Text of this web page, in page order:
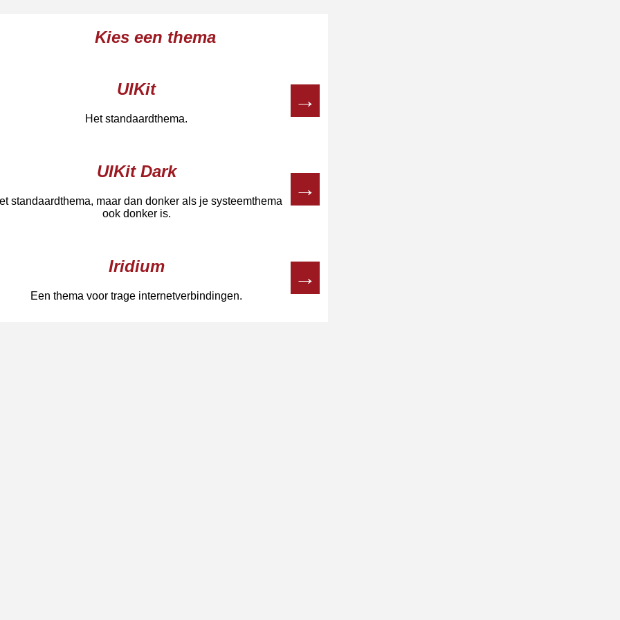
Kies een thema
UIKit
Het standaardthema.
→
UIKit Dark
standaardthema, maar dan donker als je systeemthema
ook donker is.
→
Iridium
Een thema voor trage internetverbindingen.
→